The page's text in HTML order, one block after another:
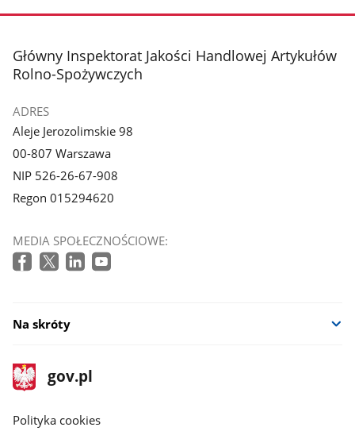
stopka
Główny Inspektorat Jakości Handlowej Artykułów
Rolno-Spożywczych
ADRES
Aleje Jerozolimskie 98
00-807 Warszawa
NIP 526-26-67-908
Regon 015294620
MEDIA SPOŁECZNOŚCIOWE:
Na skróty
stopka
gov.pl
Strona
gov.pl
gov.pl
Polityka cookies